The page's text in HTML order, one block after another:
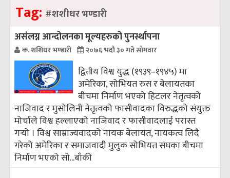
Tag: #शशीधर भण्डारी
असंलग्न आन्दोलनका मूल्यहरुको पुनर्स्थापना
क. शशिधर भण्डारी २०७६ भदौ ३० गते सोमवार
द्वितीय विश्व युद्ध (१९३९–१९४५) मा
अमेरिका, सोभियत रुस र बेलायतका
बीचमा निर्माण भएको हिटलर नेतृत्वको
नाजिवाद र मुसोलिनी नेतृत्वको फासीवादका विरुद्धको संयुक्त
मोर्चाले विश्व हल्लाएको नाजिवाद र फासीवादलाई परास्त
गर्‍यो । विश्व साम्राज्यवादको नायक बेलायत, नायकत्व लिदै
गरेको अमेरिका र समाजवादी मुलुक सोभियत संघका बीचमा
निर्माण भएको सो...बाँकी